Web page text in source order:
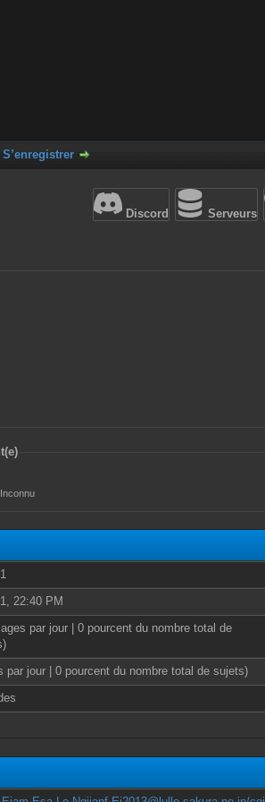
S’enregistrer
Discord Serveurs
22:40 PM
par jour | 0 pourcent du nombre total de
par jour | 0 pourcent du nombre total de sujets)